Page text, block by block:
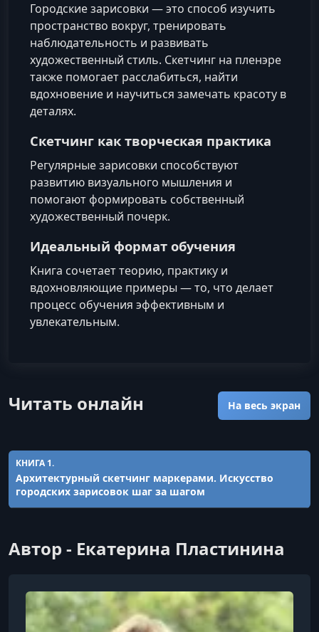
Городские зарисовки — это способ изучить
пространство вокруг, тренировать
наблюдательность и развивать
художественный стиль. Скетчинг на пленэре
также помогает расслабиться, найти
вдохновение и научиться замечать красоту в
деталях.
Скетчинг как творческая практика
Регулярные зарисовки способствуют
развитию визуального мышления и
помогают формировать собственный
художественный почерк.
Идеальный формат обучения
Книга сочетает теорию, практику и
вдохновляющие примеры — то, что делает
процесс обучения эффективным и
увлекательным.
Читать онлайн На весь экран
КНИГА 1.
Архитектурный скетчинг маркерами. Искусство
городских зарисовок шаг за шагом
Автор - Екатерина Пластинина